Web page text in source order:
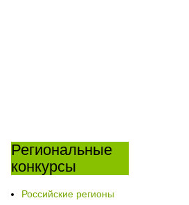
Региональные
конкурсы
Российские регионы